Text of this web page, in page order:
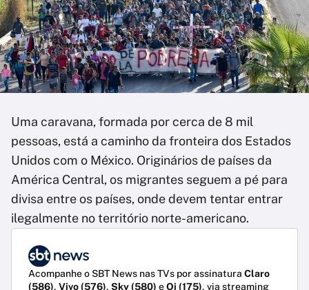
Uma caravana, formada por cerca de 8 mil
pessoas, está a caminho da fronteira dos Estados
Unidos com o México. Originários de países da
América Central, os migrantes seguem a pé para
divisa entre os países, onde devem tentar entrar
ilegalmente no território norte-americano.
Acompanhe o SBT News nas TVs por assinatura Claro
(586), Vivo (576), Sky (580) eOi (175), via streaming